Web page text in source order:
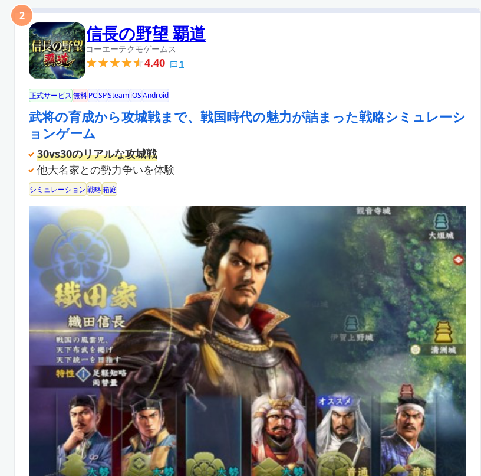
信長の野望 覇道
コーエーテクモゲームス
4.40 1
2
正式サービス無料PCSPSteamiOSAndroid
武将の育成から攻城戦まで、戦国時代の魅力が詰まった戦略シミュレーシ
ョンゲーム
30vs30のリアルな攻城戦
他大名家との勢力争いを体験
シミュレーション戦略箱庭